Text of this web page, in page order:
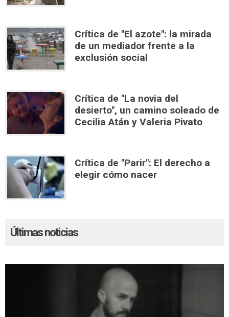
Crítica de "El azote": la mirada
de un mediador frente a la
exclusión social
Crítica de "La novia del
desierto", un camino soleado de
Cecilia Atán y Valeria Pivato
Crítica de "Parir": El derecho a
elegir cómo nacer
Últimas noticias